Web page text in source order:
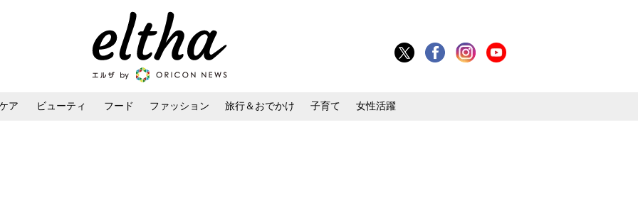
ア ビューティ フード ファッション 旅行＆おでかけ 子育て 女性活躍